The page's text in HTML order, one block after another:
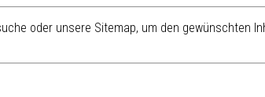
oder unsere Sitemap, um den gewünschten